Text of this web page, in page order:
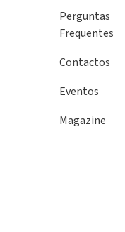
Perguntas
Frequentes
Contactos
Eventos
Magazine